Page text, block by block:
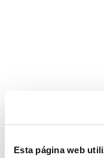
Esta página web